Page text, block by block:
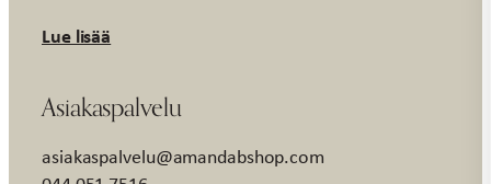
Lue lisää
Asiakaspalvelu
asiakaspalvelu@amandabshop.com